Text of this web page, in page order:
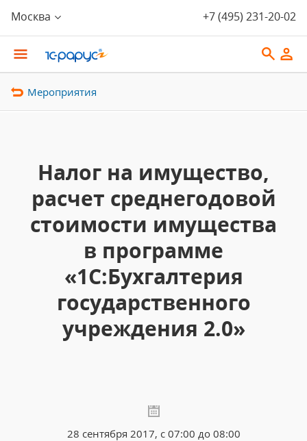
Москва +7 (495) 231-20-02
Мероприятия
Налог на имущество,
расчет среднегодовой
стоимости имущества
в программе
«1С:Бухгалтерия
государственного
учреждения 2.0»
28 сентября 2017, с 07:00 до 08:00